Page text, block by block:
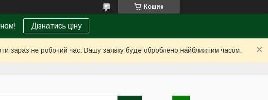
Кошик
Дізнатись ціну
зараз не робочий час. Вашу заявку буде оброблено найближчим часом.